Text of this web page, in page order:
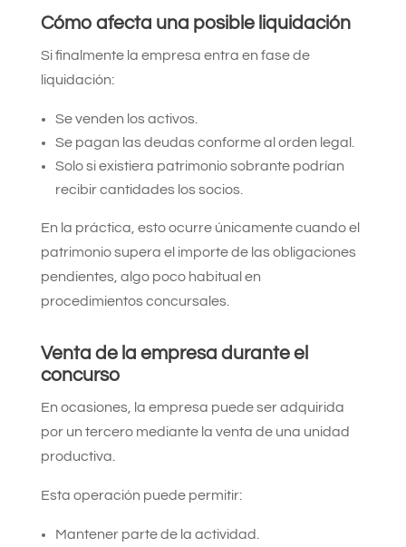
Cómo afecta una posible liquidación
Si finalmente la empresa entra en fase de
liquidación:
Se venden los activos.
Se pagan las deudas conforme al orden legal.
Solo si existiera patrimonio sobrante podrían
recibir cantidades los socios.
En la práctica, esto ocurre únicamente cuando el
patrimonio supera el importe de las obligaciones
pendientes, algo poco habitual en
procedimientos concursales.
Venta de la empresa durante el
concurso
En ocasiones, la empresa puede ser adquirida
por un tercero mediante la venta de una unidad
productiva.
Esta operación puede permitir:
Mantener parte de la actividad.